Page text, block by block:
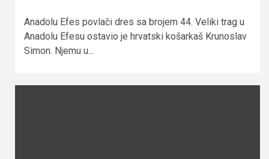
Anadolu Efes povlači dres sa brojem 44. Veliki trag u
Anadolu Efesu ostavio je hrvatski košarkaš Krunoslav
Simon. Njemu u...